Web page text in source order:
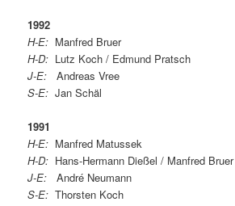
1992
H-E: Manfred Bruer
H-D: Lutz Koch / Edmund Pratsch
J-E: Andreas Vree
S-E: Jan Schäl
1991
H-E: Manfred Matussek
H-D: Hans-Hermann Dießel / Manfred Bruer
J-E: André Neumann
S-E: Thorsten Koch